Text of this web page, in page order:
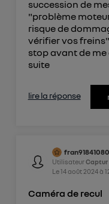
succession de
"problème
risque de
vérifier vos
stop avant de me
suite
lire la réponse
fran91841080
UtilisateurCaptur
Le14 août 2024à
Caméra de recul